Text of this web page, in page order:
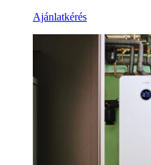
Ajánlatkérés